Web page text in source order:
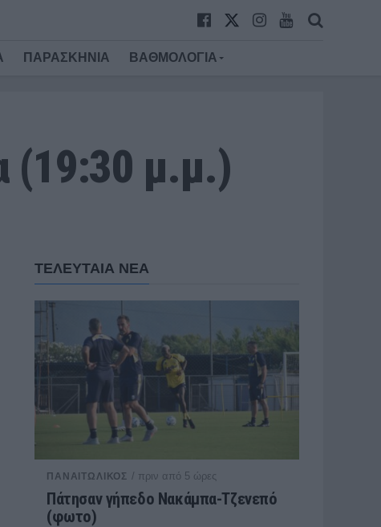
ΠΑΡΑΣΚΗΝΙΑ ΒΑΘΜΟΛΟΓΙΑ
(19:30 μ.μ.)
ΤΕΛΕΥΤΑΙΑ ΝΕΑ
ΠΑΝΑΙΤΩΛΙΚΟΣ / πριν από 5 ώρες
Πάτησαν γήπεδο Νακάμπα-Τζενεπό
(φωτο)